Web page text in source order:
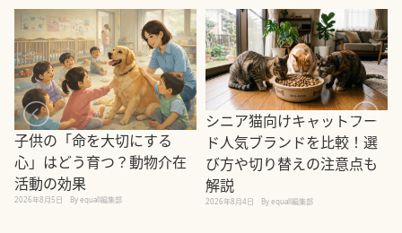
子供の「命を大切にする
心」はどう育つ？動物介在
活動の効果
2026年8月5日 By equall編集部
シニア猫向けキャットフー
ド人気ブランドを比較！選
び方や切り替えの注意点も
解説
2026年8月4日 By equall編集部